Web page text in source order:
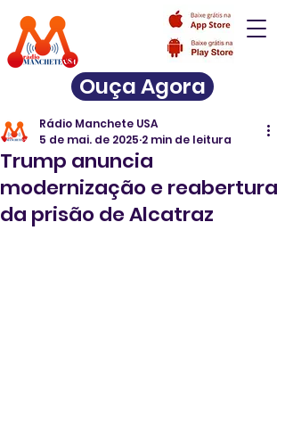
Ouça Agora
Trump anuncia
modernização e reabertura
da prisão de Alcatraz
Rádio Manchete USA
5 de mai. de 2025 2 min de leitura